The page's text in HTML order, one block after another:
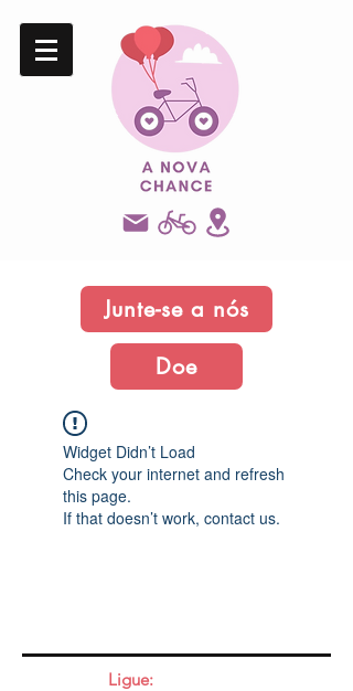
Junte-se a nós
Doe
Widget Didn’t Load
Check your internet and refresh
this page.
If that doesn’t work, contact us.
Ligue: